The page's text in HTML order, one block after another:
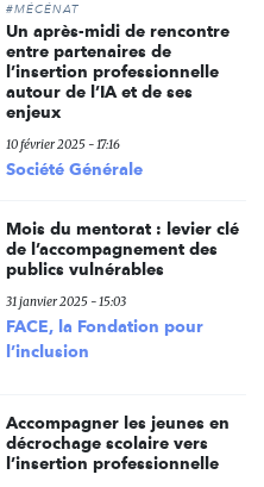
#MÉCÉNAT
Un après-midi de rencontre
entre partenaires de
l’insertion professionnelle
autour de l’IA et de ses
enjeux
10 février 2025 - 17:16
Société Générale
Mois du mentorat : levier clé
de l’accompagnement des
publics vulnérables
31 janvier 2025 - 15:03
FACE, la Fondation pour
l’inclusion
Accompagner les jeunes en
décrochage scolaire vers
l’insertion professionnelle